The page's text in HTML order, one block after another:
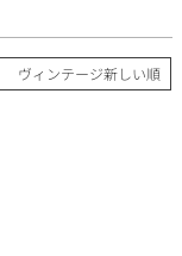
ヴィンテージ新しい順